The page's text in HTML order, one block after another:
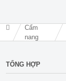
Cẩm
nang
TỔNG HỢP